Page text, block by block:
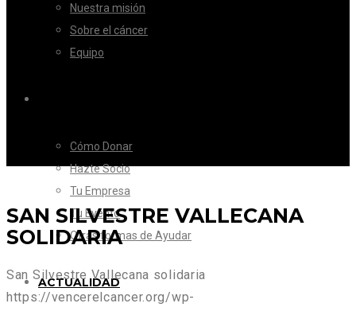
Nuestra misión
Sobre el cáncer
Equipo
Cómo Donar
Hazte Socio
Tu Empresa
Tu Evento
Otras formas de Ayudar
ACTUALIDAD
SAN SILVESTRE VALLECANA
SOLIDARIA
San Silvestre Vallecana solidaria
https://vencerelcancer.org/wp-